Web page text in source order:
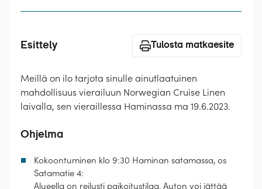
Hyvä tietää
Esittely Tulosta matkaesite
Meillä on ilo tarjota sinulle ainutlaatuinen
mahdollisuus vierailuun Norwegian Cruise Linen
laivalla, sen vieraillessa Haminassa ma 19.6.2023.
Ohjelma
Kokoontuminen klo 9:30 Haminan satamassa, os
Satamatie 4:
Alueella on reilusti paikoitustilaa. Auton voi jättää